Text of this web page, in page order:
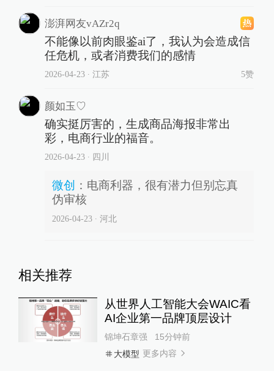
澎湃网友vAZr2q
不能像以前肉眼鉴ai了，我认为会造成信
任危机，或者消费我们的感情
2026-04-23∙ 江苏 5赞
颜如玉♡
确实挺厉害的，生成商品海报非常出
彩，电商行业的福音。
2026-04-23∙ 四川
微创 ： 电商利器，很有潜力但别忘真
伪审核
2026-04-23∙ 河北
相关推荐
从世界人工智能大会WAIC看
AI企业第一品牌顶层设计
锦坤石章强
15分钟前
大模型 更多内容